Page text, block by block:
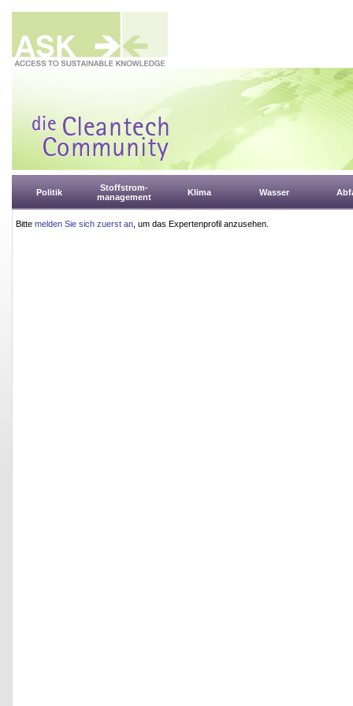
Politik
Stoffstrom-
management
Klima Wasser
Bitte melden Sie sich zuerst an , um das Expertenprofil anzusehen.